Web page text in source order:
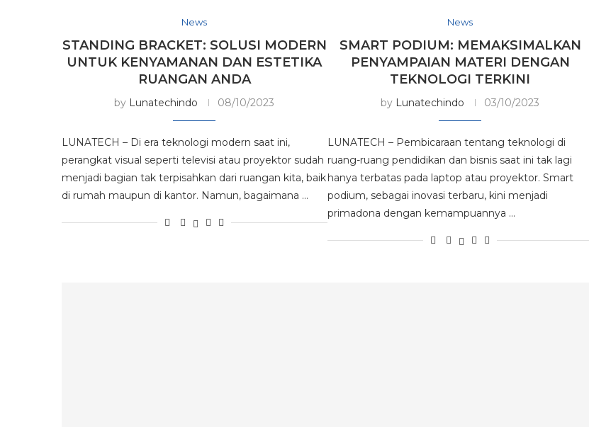
News
STANDING BRACKET: SOLUSI MODERN
UNTUK KENYAMANAN DAN ESTETIKA
RUANGAN ANDA
by Lunatechindo 08/10/2023
LUNATECH – Di era teknologi modern saat ini,
perangkat visual seperti televisi atau proyektor sudah
menjadi bagian tak terpisahkan dari ruangan kita, baik
di rumah maupun di kantor. Namun, bagaimana …
News
SMART PODIUM: MEMAKSIMALKAN
PENYAMPAIAN MATERI DENGAN
TEKNOLOGI TERKINI
by Lunatechindo 03/10/2023
LUNATECH – Pembicaraan tentang teknologi di
ruang-ruang pendidikan dan bisnis saat ini tak lagi
hanya terbatas pada laptop atau proyektor. Smart
podium, sebagai inovasi terbaru, kini menjadi
primadona dengan kemampuannya …